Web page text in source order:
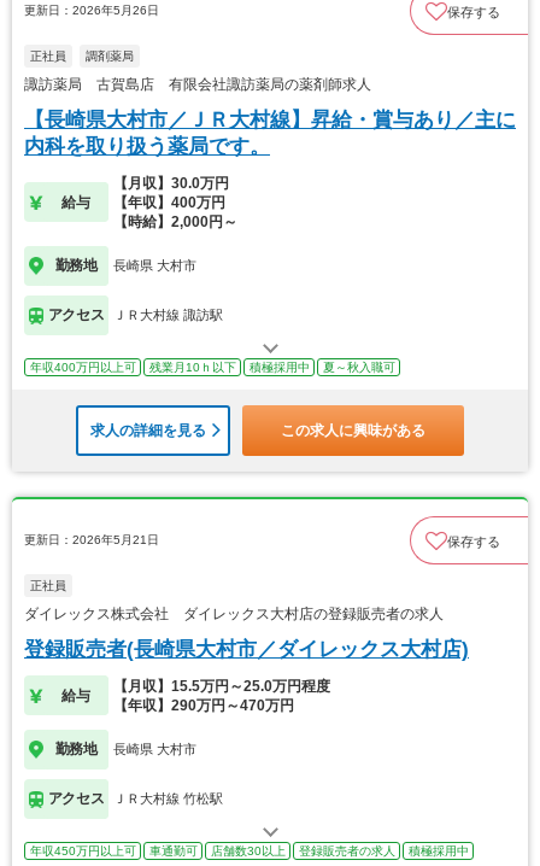
更新日：2026年5月26日 保存する
正社員 調剤薬局
諏訪薬局 古賀島店 有限会社諏訪薬局の薬剤師求人
【長崎県大村市／ＪＲ大村線】昇給・賞与あり／主に
内科を取り扱う薬局です。
給与
【月収】30.0万円
【年収】400万円
【時給】2,000円～
勤務地 長崎県 大村市
アクセス ＪＲ大村線 諏訪駅
年収400万円以上可 残業月10ｈ以下 積極採用中 夏～秋入職可
求人の詳細を見る この求人に興味がある
更新日：2026年5月21日 保存する
正社員
ダイレックス株式会社 ダイレックス大村店の登録販売者の求人
登録販売者(長崎県大村市／ダイレックス大村店)
給与
【月収】15.5万円～25.0万円程度
【年収】290万円～470万円
勤務地 長崎県 大村市
アクセス ＪＲ大村線 竹松駅
年収450万円以上可 車通勤可 店舗数30以上 登録販売者の求人 積極採用中